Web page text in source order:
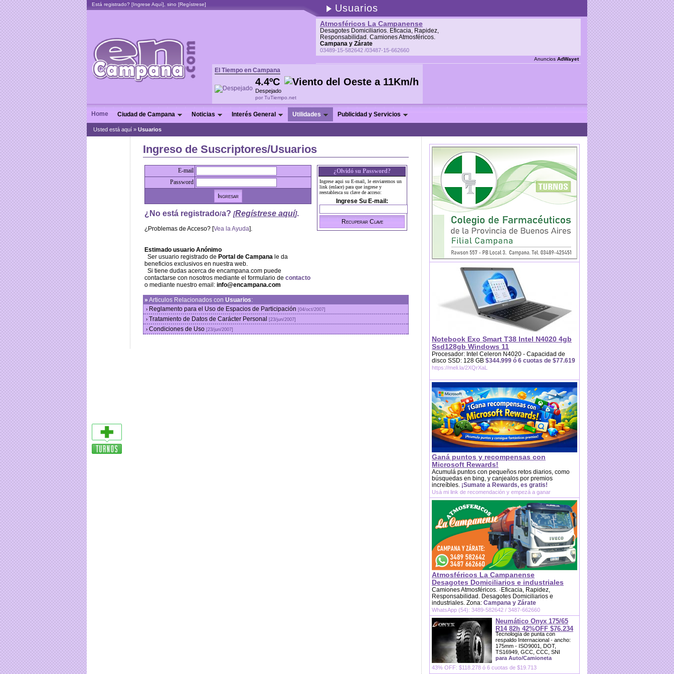
Está registrado? [Ingrese Aquí], sino [Regístrese] Usuarios
Atmosféricos La Campanense
Desagotes Domiciliarios. Eficacia, Rapidez,
Responsabilidad. Camiones Atmosféricos.
Campana y Zárate
03489-15-582642 /03487-15-662660
Anuncios AdWayet
El Tiempo en Campana
4.4ºC
Despejado
por TuTiempo.net
Home Ciudad de Campana Noticias Interés General Utilidades Publicidad y Servicios
Usted está aquí » Usuarios
Ingreso de Suscriptores/Usuarios
E-mail
Password
¿No está registrado/a? [Regístrese aquí].
¿Problemas de Acceso? [Vea la Ayuda].
Estimado usuario Anónimo
Ser usuario registrado de Portal de Campana le da
beneficios exclusivos en nuestra web.
Si tiene dudas acerca de encampana.com puede
contactarse con nosotros mediante el formulario de contacto
o mediante nuestro email: info@encampana.com
¿Olvidó su Password?
Ingrese aqui su E-mail, le enviaremos un
link (enlace) para que ingrese y
reestablesca su clave de acceso:
Ingrese Su E-mail:
» Articulos Relacionados con Usuarios:
› Reglamento para el Uso de Espacios de Participación [04/oct/2007]
› Tratamiento de Datos de Carácter Personal [23/jun/2007]
› Condiciones de Uso [23/jun/2007]
Notebook Exo Smart T38 Intel N4020 4gb
Ssd128gb Windows 11
Procesador: Intel Celeron N4020 - Capacidad de
disco SSD: 128 GB $344.999 ó 6 cuotas de $77.619
https://meli.la/2XQrXaL
Ganá puntos y recompensas con
Microsoft Rewards!
Acumulá puntos con pequeños retos diarios, como
búsquedas en bing, y canjealos por premios
increíbles. ¡Sumate a Rewards, es gratis!
Usá mi link de recomendación y empezá a ganar
Atmosféricos La Campanense
Desagotes Domiciliarios e industriales
Camiones Atmosféricos. ·Eficacia, Rapidez,
Responsabilidad. Desagotes Domiciliarios e
industriales. Zona: Campana y Zárate
WhatsApp (54): 3489-582642 / 3487-662660
Neumático Onyx 175/65
R14 82h 42%OFF $76.234
Tecnología de punta con
respaldo Internacional - ancho:
175mm - ISO9001, DOT,
TS16949, GCC, CCC, SNI
para Auto/Camioneta
43% OFF: $118.278 ó 6 cuotas de $19.713